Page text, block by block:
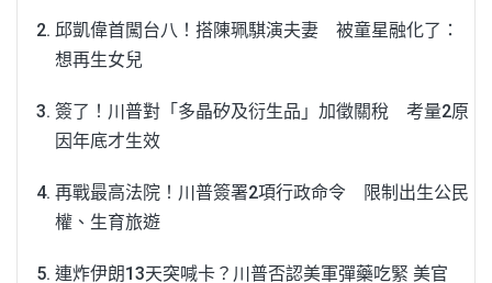
邱凱偉首闖台八！搭陳珮騏演夫妻 被童星融化了：
想再生女兒
簽了！川普對「多晶矽及衍生品」加徵關稅 考量2原
因年底才生效
再戰最高法院！川普簽署2項行政命令 限制出生公民
權、生育旅遊
連炸伊朗13天突喊卡？川普否認美軍彈藥吃緊 美官